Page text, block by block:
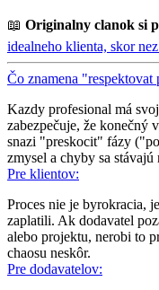
📖 Originalny clanok si
idealneho klienta, skor
Čo znamena "respektovat
Kazdy profesional má svoj
zabezpečuje, že konečný
snazi "preskocit" fázy
zmysel a chyby sa
Pre klientov:
Proces nie je byrokracia,
zaplatili. Ak dodavatel
alebo projektu, nerobi to
chaosu neskôr.
Pre dodavatelov: